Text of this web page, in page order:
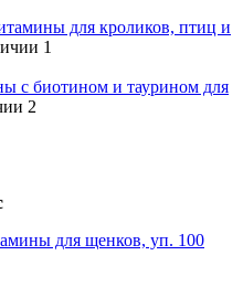
для кроликов, птиц и
1
с биотином и таурином для
2
для щенков, уп. 100